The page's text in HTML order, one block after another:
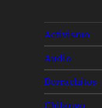
Activismo
Audio
Borrachitos
Chilango